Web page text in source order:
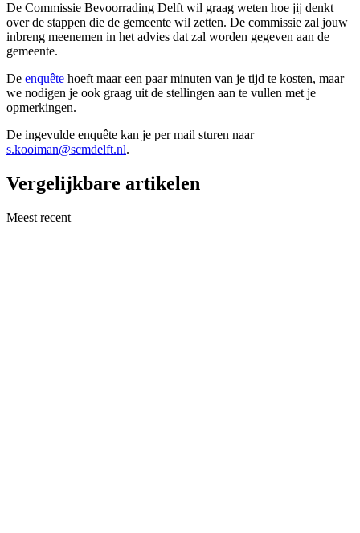
De Commissie Bevoorrading Delft wil graag weten hoe jij denkt
over de stappen die de gemeente wil zetten. De commissie zal jouw
inbreng meenemen in het advies dat zal worden gegeven aan de
gemeente.
De enquête hoeft maar een paar minuten van je tijd te kosten, maar
we nodigen je ook graag uit de stellingen aan te vullen met je
opmerkingen.
De ingevulde enquête kan je per mail sturen naar
s.kooiman@scmdelft.nl.
Vergelijkbare artikelen
Meest recent